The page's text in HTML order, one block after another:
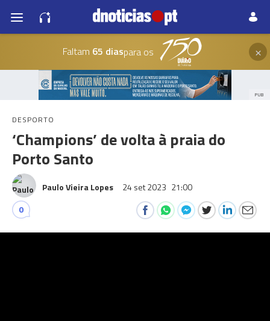
Faltam 65 diaspara os ×
PUB
DESPORTO
‘Champions’ de volta à praia do
Porto Santo
Paulo Vieira Lopes 24 set 2023 21:00
0